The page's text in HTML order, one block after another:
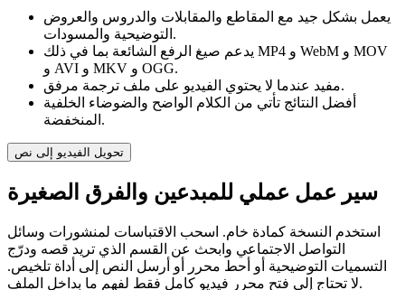
يعمل بشكل جيد مع المقاطع والمقابلات والدروس والعروض
التوضيحية والمسودات.
يدعم صيغ الرفع الشائعة بما في ذلك MP4 و WebM و MOV
و AVI و MKV و OGG.
مفيد عندما لا يحتوي الفيديو على ملف ترجمة مرفق.
أفضل النتائج تأتي من الكلام الواضح والضوضاء الخلفية
المنخفضة.
تحويل الفيديو إلى نص
سير عمل عملي للمبدعين والفرق الصغيرة
استخدم النسخة كمادة خام. اسحب الاقتباسات لمنشورات وسائل
التواصل الاجتماعي وابحث عن القسم الذي تريد قصه ودرّج
التسميات التوضيحية أو أحط محرر أو أرسل النص إلى أداة تلخيص.
لا تحتاج إلى فتح محرر فيديو كامل فقط لفهم ما بداخل الملف.